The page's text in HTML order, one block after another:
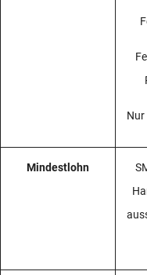
Nur
Mindestlohn